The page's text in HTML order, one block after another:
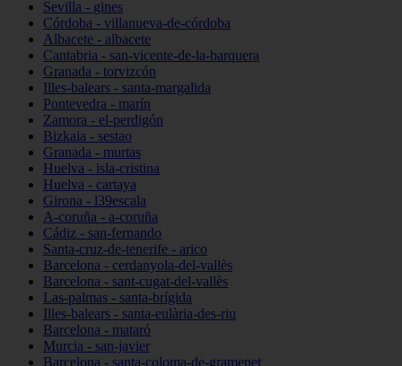
Sevilla - gines
Córdoba - villanueva-de-córdoba
Albacete - albacete
Cantabria - san-vicente-de-la-barquera
Granada - torvizcón
Illes-balears - santa-margalida
Pontevedra - marín
Zamora - el-perdigón
Bizkaia - sestao
Granada - murtas
Huelva - isla-cristina
Huelva - cartaya
Girona - l39escala
A-coruña - a-coruña
Cádiz - san-fernando
Santa-cruz-de-tenerife - arico
Barcelona - cerdanyola-del-vallès
Barcelona - sant-cugat-del-vallès
Las-palmas - santa-brígida
Illes-balears - santa-eulària-des-riu
Barcelona - mataró
Murcia - san-javier
Barcelona - santa-coloma-de-gramenet